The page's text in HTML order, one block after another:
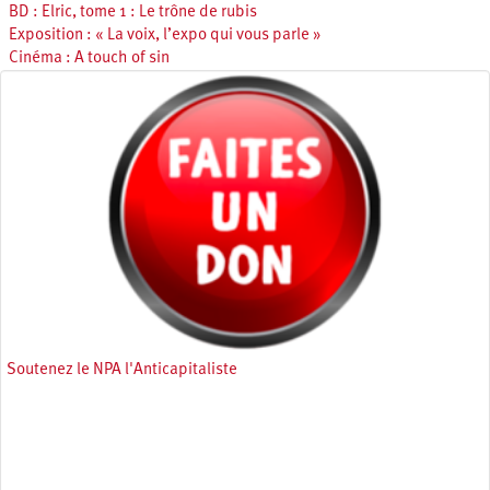
BD : Elric, tome 1 : Le trône de rubis
Exposition : « La voix, l’expo qui vous parle »
Cinéma : A touch of sin
Soutenez le NPA l'Anticapitaliste